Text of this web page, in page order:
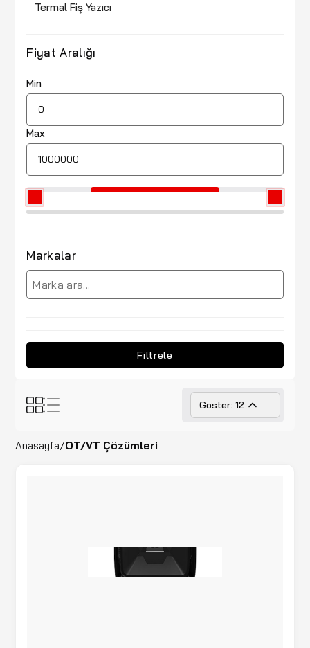
Termal Fiş Yazıcı
Fiyat Aralığı
Min
Max
Markalar
Filtrele
Göster: 12
Anasayfa/OT/VT Çözümleri